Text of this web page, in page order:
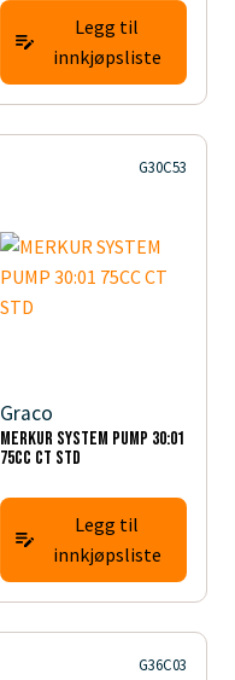
Legg til
innkjøpsliste
G30C53
Graco
MERKUR SYSTEM PUMP 30:01
75CC CT STD
Legg til
innkjøpsliste
G36C03